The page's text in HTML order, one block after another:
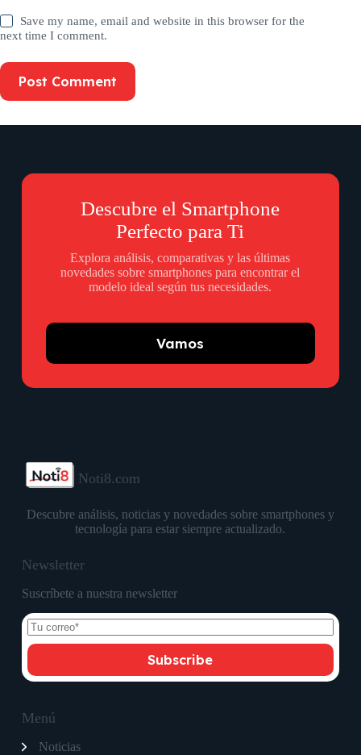
Save my name, email and website in this browser for the
next time I comment.
Post Comment
Descubre el Smartphone
Perfecto para Ti
Explora análisis, comparativas y las últimas
novedades sobre smartphones para encontrar el
modelo ideal según tus necesidades.
Vamos
Noti8.com
Descubre análisis, noticias y novedades sobre smartphones y
tecnología para estar siempre actualizado.
Menú
Noticias
Newsletter
Suscríbete a nuestra newsletter
Subscribe